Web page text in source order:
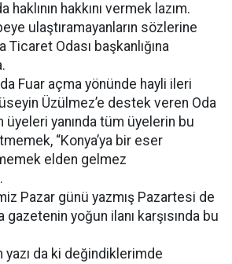
hakkını vermek lazım.
ulaştıramayanların sözlerine
Ticaret Odası başkanlığına
Fuar açma yönünde hayli ileri
Üzülmez’e destek veren Oda
yanında tüm üyelerin bu
“Konya’ya bir eser
elden gelmez
Pazar günü yazmış Pazartesi de
gazetenin yoğun ilanı karşısında bu
yazı da ki değindiklerimde